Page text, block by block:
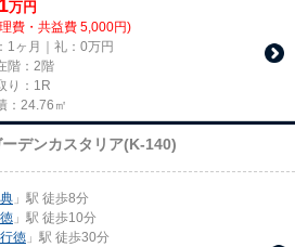
万円
費・共益費 5,000円)
1ヶ月｜礼：0万円
階：2階
り：1R
：24.76㎡
ーデンカスタリア(K-140)
」駅 徒歩8分
」駅 徒歩10分
徳 」駅 徒歩30分